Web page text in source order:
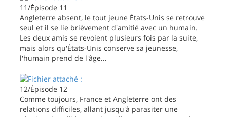
11/Épisode 11
Angleterre absent, le tout jeune États-Unis se retrouve
seul et il se lie brièvement d'amitié avec un humain.
Les deux amis se revoient plusieurs fois par la suite,
mais alors qu'États-Unis conserve sa jeunesse,
l'humain prend de l'âge...
12/Épisode 12
Comme toujours, France et Angleterre ont des
relations difficiles, allant jusqu'à parasiter une